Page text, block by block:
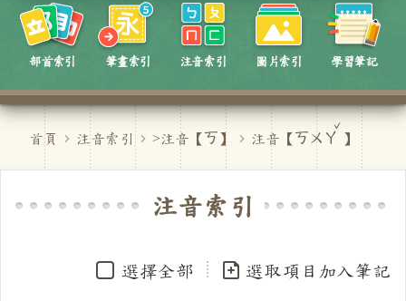
部首索引 筆畫索引 注音索引 圖片索引 學習筆記
首頁 注音索引 >注音【ㄎ】 注音【ㄎㄨㄚˇ 】
注音索引
選擇全部 選取項目加入筆記